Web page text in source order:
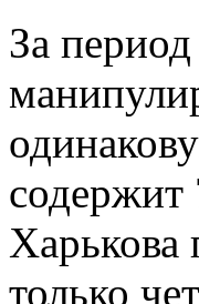
За
содержит
Харькова
только